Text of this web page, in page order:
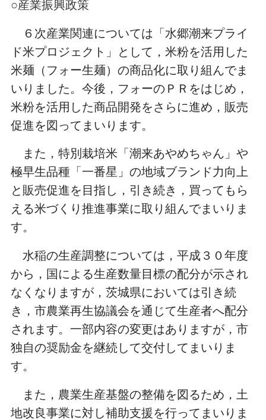
○産業振興政策
６次産業関連については「水郷潮来プライ
ド米プロジェクト」として，米粉を活用した
米麺（フォー生麺）の商品化に取り組んでま
いりました。今後，フォーのＰＲをはじめ，
米粉を活用した商品開発をさらに進め，販売
促進を図ってまいります。
また，特別栽培米「潮来あやめちゃん」や
極早生品種「一番星」の地域ブランド力向上
と販売促進を目指し，引き続き，買ってもら
える米づくり推進事業に取り組んでまいりま
す。
水稲の生産調整については，平成３０年度
から，国による生産数量目標の配分が示され
なくなりますが，茨城県においては引き続
き，市農業再生協議会を通じて生産者へ配分
されます。一部内容の変更はありますが，市
独自の奨励金を継続して交付してまいりま
す。
また，農業生産基盤の整備を図るため，土
地改良事業に対し補助支援を行ってまいりま